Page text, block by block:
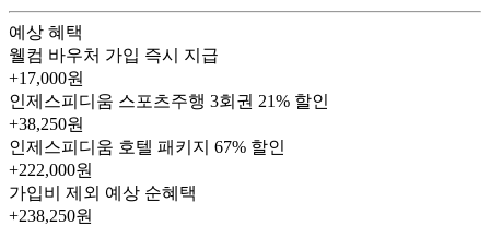
예상 혜택
웰컴 바우처 가입 즉시 지급
+17,000원
인제스피디움 스포츠주행 3회권 21% 할인
+38,250원
인제스피디움 호텔 패키지 67% 할인
+222,000원
가입비 제외 예상 순혜택
+238,250원